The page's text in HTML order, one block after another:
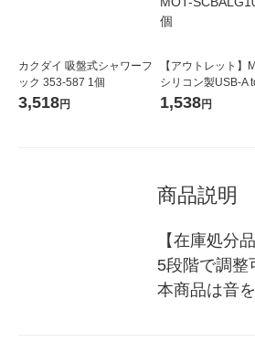
カクダイ 吸盤式シャワーフ
ック 353-587 1個
3,518円
【アウトレット】
シリコン製USB-A
ngケーブル 1m ペ
リス MOT-
1,538円
商品説明
【在庫処分
5段階で調
本商品は音